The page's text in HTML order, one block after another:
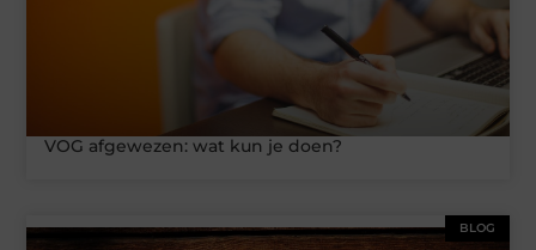
VOG afgewezen: wat kun je doen?
BLOG